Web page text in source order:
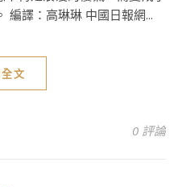
編譯：高琳琳 中國日報網...
文
0 評論